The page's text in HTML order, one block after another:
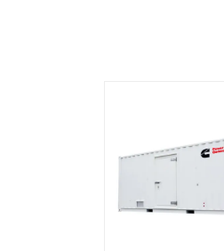
低缸盖气道涡流比，烟度几
为零，达到排放和经济性的
结合环境要求海拔高度(m)：
≤1000燃油标准：0#轻柴油大
气压力(kPa)：≥89.9机油标